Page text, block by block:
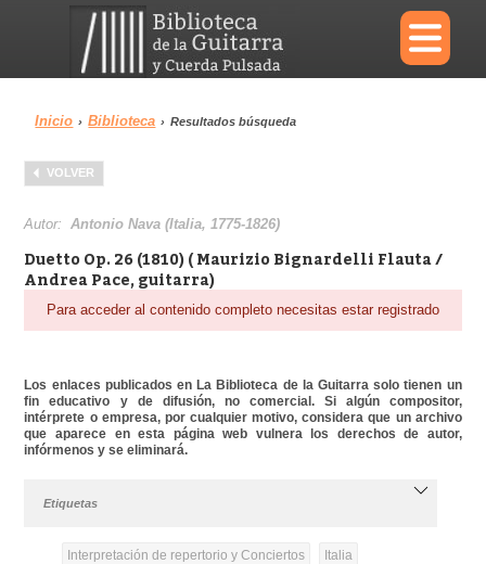
×
Menu
Biblioteca
Área personal Reproductor
Inicio › Biblioteca › Resultados búsqueda
VOLVER
Autor:Antonio Nava (Italia, 1775-1826)
Duetto Op. 26 (1810) ( Maurizio Bignardelli Flauta /
Andrea Pace, guitarra)
Para acceder al contenido completo necesitas estar registrado
Los enlaces publicados en La Biblioteca de la Guitarra solo tienen un
fin educativo y de difusión, no comercial. Si algún compositor,
intérprete o empresa, por cualquier motivo, considera que un archivo
que aparece en esta página web vulnera los derechos de autor,
infórmenos y se eliminará.
Etiquetas
Interpretación de repertorio y Conciertos Italia